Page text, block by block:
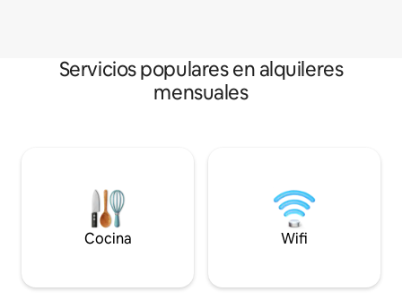
Servicios populares en alquileres
mensuales
Cocina Wifi